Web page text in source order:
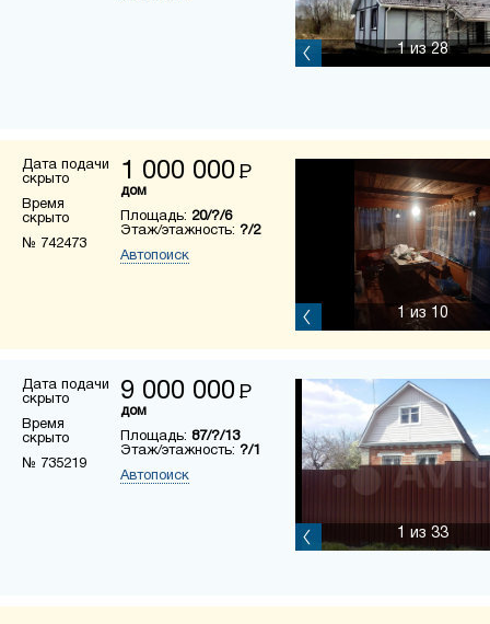
1из 28
Дата подачи
скрыто
Время
скрыто
№ 742473
1 000 000 Р
дом
Площадь: 20/?/6
Этаж/этажность: ?/2
Автопоиск
1 из 10
Дата подачи
скрыто
Время
скрыто
№ 735219
9 000 000 Р
дом
Площадь: 87/?/13
Этаж/этажность: ?/1
Автопоиск
1 из 33